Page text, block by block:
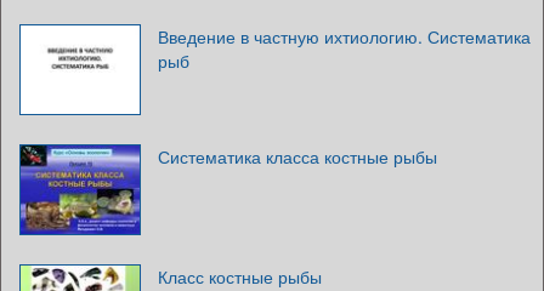
Введение в частную ихтиологию. Систематика
рыб
Систематика класса костные рыбы
Класс костные рыбы